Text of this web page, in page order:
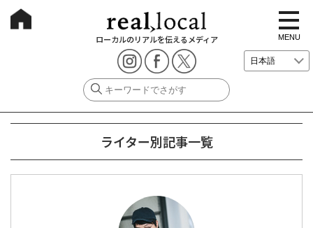
ローカルのリアルを伝えるメディア
t
o
g
g
e
i
g
o
n
MENU
ライター別記事一覧